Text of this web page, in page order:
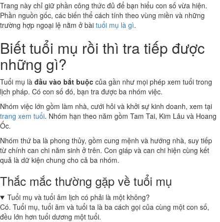
Trang này chỉ giữ phần công thức đủ để bạn hiểu con số vừa hiện.
Phần nguồn gốc, các biến thể cách tính theo vùng miền và những
trường hợp ngoại lệ nằm ở bài tuổi mụ là gì.
Biết tuổi mụ rồi thì tra tiếp được
những gì?
Tuổi mụ là đầu vào bắt buộc của gần như mọi phép xem tuổi trong
lịch pháp. Có con số đó, bạn tra được ba nhóm việc.
Nhóm việc lớn gồm làm nhà, cưới hỏi và khởi sự kinh doanh, xem tại
trang xem tuổi. Nhóm hạn theo năm gồm Tam Tai, Kim Lâu và Hoang
Ốc.
Nhóm thứ ba là phong thủy, gồm cung mệnh và hướng nhà, suy tiếp
từ chính can chi năm sinh ở trên. Con giáp và can chi hiện cùng kết
quả là dữ kiện chung cho cả ba nhóm.
Thắc mắc thường gặp về tuổi mụ
Tuổi mụ và tuổi âm lịch có phải là một không?
Có. Tuổi mụ, tuổi âm và tuổi ta là ba cách gọi của cùng một con số,
đều lớn hơn tuổi dương một tuổi.